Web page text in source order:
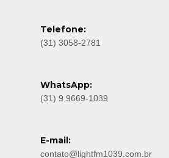
Telefone:
(31) 3058-2781
WhatsApp:
(31) 9 9669-1039
E-mail:
contato@lightfm1039.com.br